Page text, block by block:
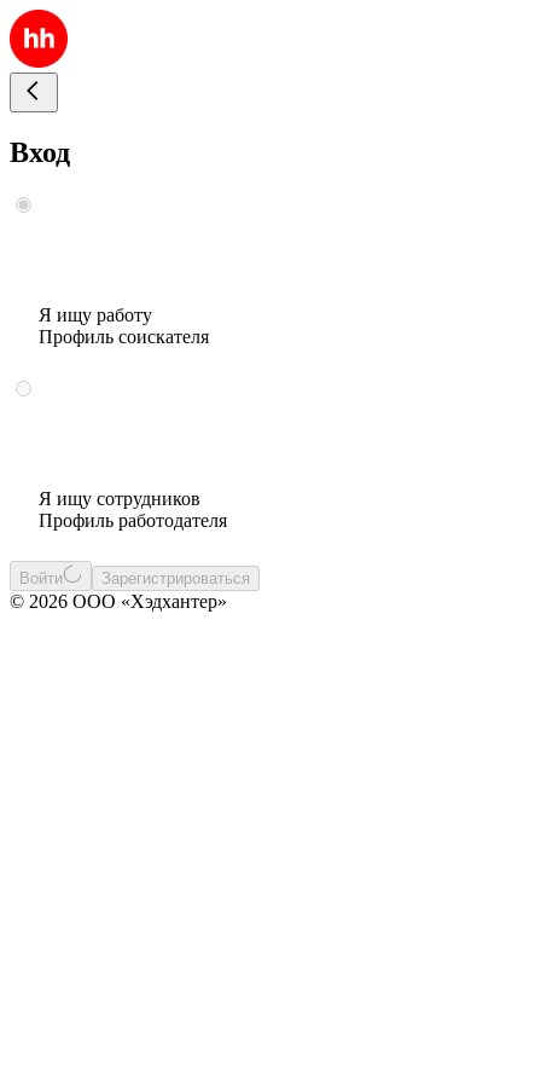
Вход
Я ищу работу
Профиль соискателя
Я ищу сотрудников
Профиль работодателя
Войти Зарегистрироваться
© 2026 ООО «Хэдхантер»